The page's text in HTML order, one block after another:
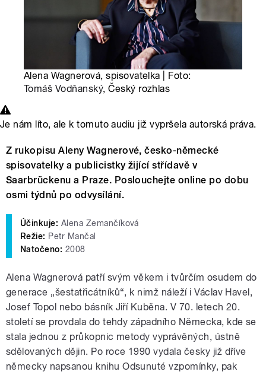
Alena Wagnerová, spisovatelka | Foto:
Tomáš Vodňanský, Český rozhlas
Je nám líto, ale k tomuto audiu již vypršela autorská práva.
Z rukopisu Aleny Wagnerové, česko-německé
spisovatelky a publicistky žijící střídavě v
Saarbrückenu a Praze. Poslouchejte online po dobu
osmi týdnů po odvysílání.
Účinkuje: Alena Zemančíková
Režie: Petr Mančal
Natočeno: 2008
Alena Wagnerová patří svým věkem i tvůrčím osudem do
generace „šestatřicátníků“, k nimž náleží i Václav Havel,
Josef Topol nebo básník Jiří Kuběna. V 70. letech 20.
století se provdala do tehdy západního Německa, kde se
stala jednou z průkopnic metody vyprávěných, ústně
sdělovaných dějin. Po roce 1990 vydala česky již dříve
německy napsanou knihu Odsunuté vzpomínky, pak